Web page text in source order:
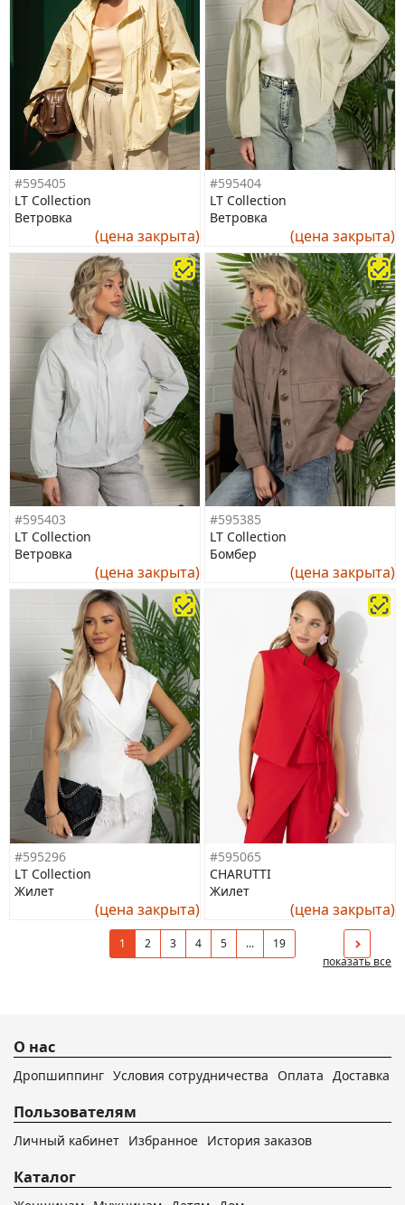
#595405
LT Collection
Ветровка
(цена закрыта)
#595404
LT Collection
Ветровка
(цена закрыта)
#595403
LT Collection
Ветровка
(цена закрыта)
#595385
LT Collection
Бомбер
(цена закрыта)
#595296
LT Collection
Жилет
(цена закрыта)
#595065
CHARUTTI
Жилет
(цена закрыта)
1 2 3 4 5 ...
19
показать все
О нас
Дропшиппинг Условия сотрудничества Оплата Доставка
Пользователям
Личный кабинет Избранное История заказов
Каталог